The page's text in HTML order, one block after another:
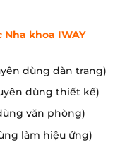
Nha khoa IWAY
dùng dàn trang)
dùng thiết kế)
văn phòng)
làm hiệu ứng)